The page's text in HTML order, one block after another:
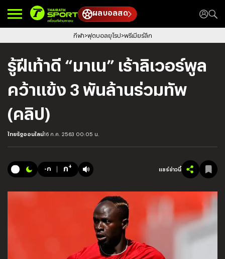
ผลบอลสด
กีฬา ฟุตบอลยุโรป พรีเมียร์ลีก
รู้ฝีเท้าดี “มาเน” เร้าลิเวอร์พูล
คว้าแข้ง 3 พันล้านร่วมทัพ
(คลิป)
ไทยรัฐออนไลน์16 ก.ค. 2563 00:05 น.
-ก ก+ แชร์ข่าวนี้